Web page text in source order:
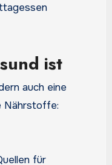
ist
auch eine
Nährstoffe:
für